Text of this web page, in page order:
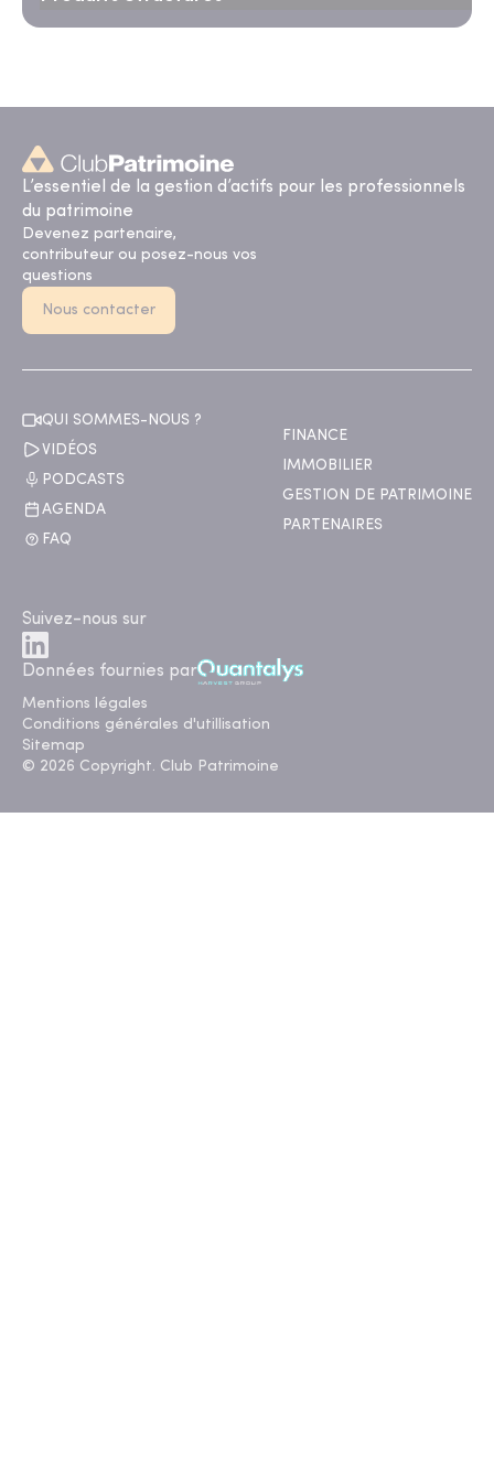
L’essentiel de la gestion d’actifs pour les professionnels
du patrimoine
Devenez partenaire,
contributeur ou posez-nous vos
questions
Nous contacter
QUI SOMMES-NOUS ?
VIDÉOS
PODCASTS
AGENDA
FAQ
FINANCE
IMMOBILIER
GESTION DE PATRIMOINE
PARTENAIRES
Suivez-nous sur
Données fournies par
Mentions légales
Conditions générales d'utillisation
Sitemap
© 2026 Copyright. Club Patrimoine